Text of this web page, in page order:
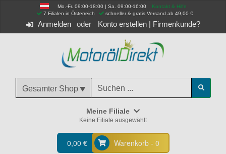
Mo.-Fr. 09:00-18:00 | Sa. 09:00-16:00
Kontakt & Hilfe
7 Filialen in Österreich
schneller & gratis Versand ab 49,00 €
Anmelden Konto erstellen| Firmenkunde?
Gesamter Shop
Meine Filiale
Keine Filiale ausgewählt
0,00 € Warenkorb - 0